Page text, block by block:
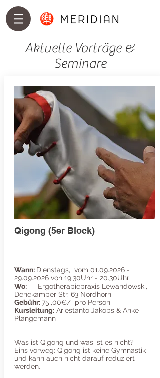
Aktuelle Vorträge &
Seminare
Qigong (5er Block)
Wann: Dienstags, vom 01.09.2026 -
29.09.2026von 19.30Uhr - 20.30Uhr
Wo:
Ergotherapiepraxis Lewandowski,
Denekamper Str. 63 Nordhorn
Gebühr:75,,00€/ pro Person
Kursleitung:Ariestanto Jakobs & Anke
Plangemann
Was ist Qigong und was ist es nicht?
Eins vorweg: Qigong ist keine Gymnastik
und kann auch nicht darauf reduziert
werden.